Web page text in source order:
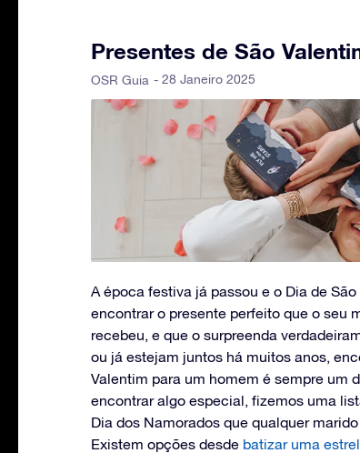
Presentes de São
OSR Guia - 28 Janeiro 2025
A época festiva já passou e o Dia de
encontrar o presente perfeito que o seu
recebeu, e que o surpreenda
ou já estejam juntos há muitos anos,
Valentim para um homem é sempre um
encontrar algo especial, fizemos uma
Dia dos Namorados que qualquer
Existem opções desde batizar uma